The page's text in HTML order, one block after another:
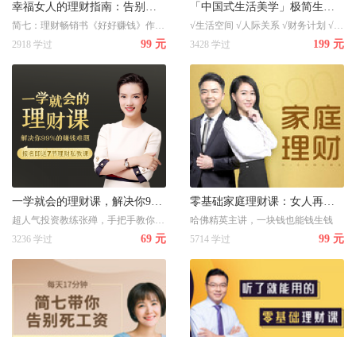
幸福女人的理财指南：告别月光，越花钱越有钱！
简七：理财畅销书《好好赚钱》作者、支付宝、招商银行特邀明星理财讲师
2918 学过
99 元
「中国式生活美学」极简生活法则100讲
√生活空间 √人际关系 √财务计划 √时间管理 √个人成长
3428 学过
199 元
一学就会的理财课，解决你99%的赚钱难题
超人气投资教练张殚，手把手教你财富增值
3236 学过
69 元
零基础家庭理财课：女人再懒，也要把家里的钱管好
哈佛精英主讲，一块钱也能钱生钱
5714 学过
99 元